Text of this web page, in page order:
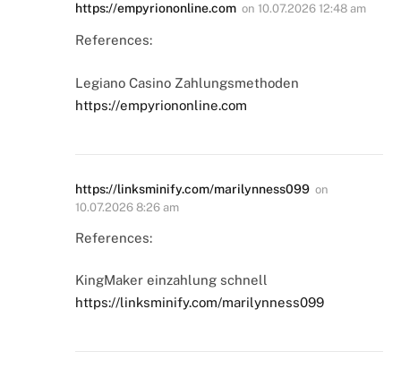
https://empyriononline.com on 10.07.2026 12:48 am
References:
Legiano Casino Zahlungsmethoden
https://empyriononline.com
https://linksminify.com/marilynness099 on
10.07.2026 8:26 am
References:
KingMaker einzahlung schnell
https://linksminify.com/marilynness099